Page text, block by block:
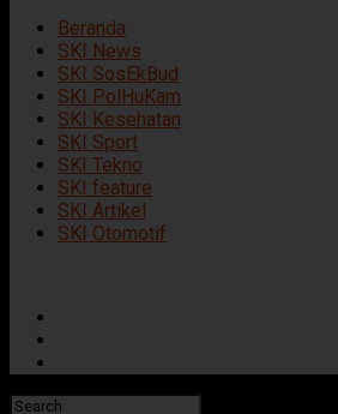
Beranda
SKI News
SKI SosEkBud
SKI PolHuKam
SKI Kesehatan
SKI Sport
SKI Tekno
SKI feature
SKI Artikel
SKI Otomotif